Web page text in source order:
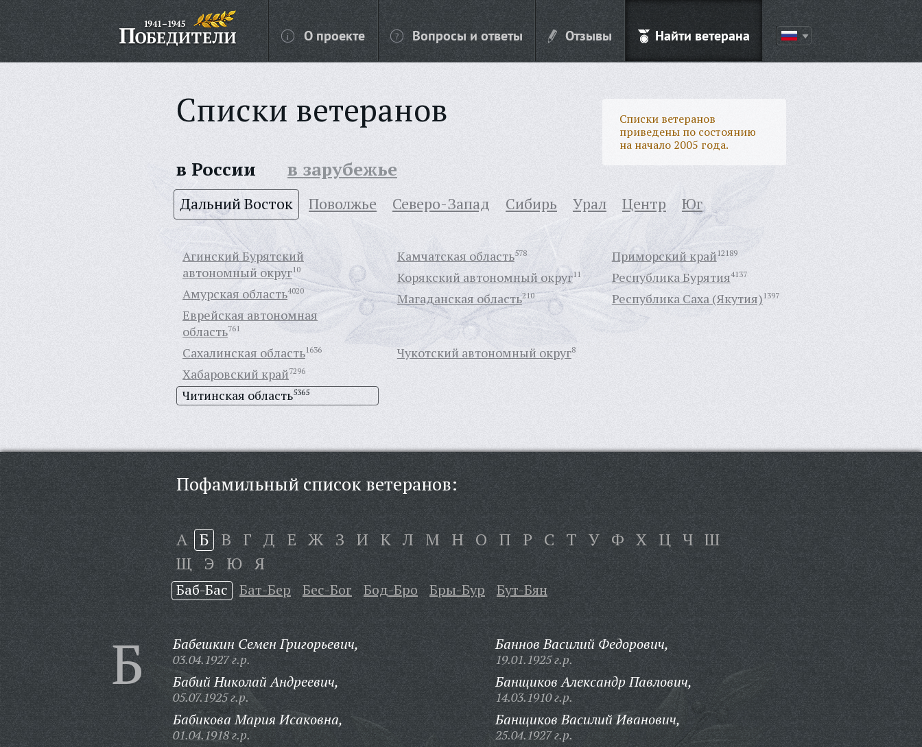
О проекте Вопросы и ответы Отзывы Найти ветерана
Списки ветеранов
Списки ветеранов
приведены по состоянию
на начало 2005 года.
в России в зарубежье
Дальний Восток Поволжье Северо-Запад Сибирь Урал Центр Юг
Агинский Бурятский
автономный округ10
Амурская область4020
Еврейская автономная
область761
Камчатская область578
Корякский автономный округ11
Магаданская область210
Приморский край12189
Республика Бурятия4137
Республика Саха (Якутия)1397
Сахалинская область1636
Хабаровский край7296
Читинская область5365
Чукотский автономный округ8
Пофамильный список ветеранов:
А Б В Г Д Е Ж З И К Л М Н О П Р С Т У Ф Х Ц Ч Ш
Щ Э Ю Я
Баб-Бас Бат-Бер Бес-Бог Бод-Бро Бры-Бур Бут-Бян
Б Бабешкин Семен Григорьевич,
03.04.1927 г.р.
Бабий Николай Андреевич,
05.07.1925 г.р.
Бабикова Мария Исаковна,
01.04.1918 г.р.
Баннов Василий Федорович,
19.01.1925 г.р.
Банщиков Александр Павлович,
14.03.1910 г.р.
Банщиков Василий Иванович,
25.04.1927 г.р.